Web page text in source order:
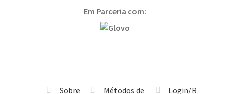
Em Parceria com:
Sobre Métodos de Login/Registo